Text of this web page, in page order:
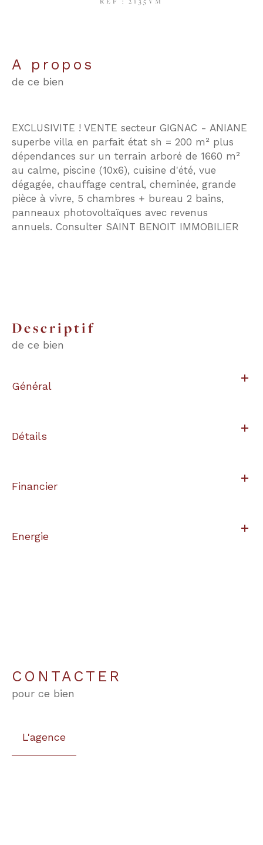
a propos
de ce bien
EXCLUSIVITE ! VENTE secteur GIGNAC - ANIANE
superbe villa en parfait état sh = 200 m² plus
dépendances sur un terrain arboré de 1660 m²
au calme, piscine (10x6), cuisine d'été, vue
dégagée, chauffage central, cheminée, grande
pièce à vivre, 5 chambres + bureau 2 bains,
panneaux photovoltaïques avec revenus
annuels. Consulter SAINT BENOIT IMMOBILIER
descriptif
de ce bien
Général
Détails
Financier
Energie
CONTACTER
pour ce bien
L'agence